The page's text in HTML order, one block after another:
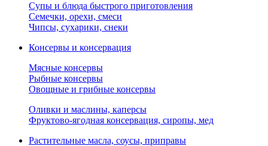
Супы и блюда быстрого приготовления
Семечки, орехи, смеси
Чипсы, сухарики, снеки
Консервы и консервация
Мясные консервы
Рыбные консервы
Овощные и грибные консервы
Оливки и маслины, каперсы
Фруктово-ягодная консервация, сиропы, мед
Растительные масла, соусы, приправы